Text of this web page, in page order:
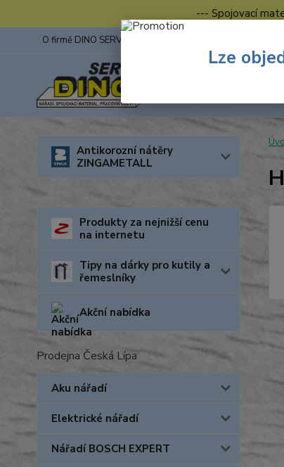
--- Spojovací
O firmě DINO SERVIS s.r.o.
Antikorozní nátěry
ZINGAMETALL
Produkty za nejnižší cenu
na internetu
Tipy na dárky pro kutily a
řemeslníky
Akční nabídka
Prodejna Česká Lípa
Aku nářadí
Elektrické nářadí
Nářadí BOSCH EXPERT
Lze